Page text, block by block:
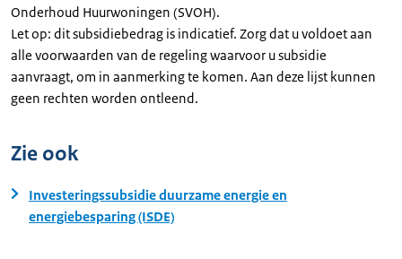
Onderhoud Huurwoningen (SVOH).
Let op: dit subsidiebedrag is indicatief. Zorg dat u voldoet aan
alle voorwaarden van de regeling waarvoor u subsidie
aanvraagt, om in aanmerking te komen. Aan deze lijst kunnen
geen rechten worden ontleend.
Zie ook
Investeringssubsidie duurzame energie en
energiebesparing (ISDE)